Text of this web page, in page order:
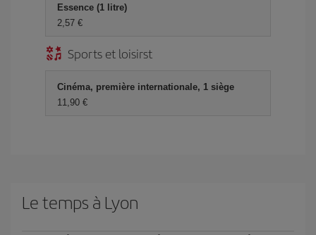
Essence (1 litre)
2,57 €
Sports et loisirst
Cinéma, première internationale, 1 siège
11,90 €
Le temps à Lyon